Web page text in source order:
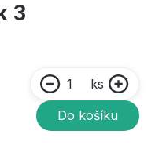
3
ks
Do košíku